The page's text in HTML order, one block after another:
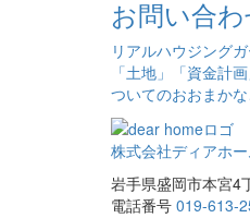
お問い合
リアルハウジング
「土地」「資金計
ついてのおおまかな
株式会社ディアホ
岩手県盛岡市本宮4
電話番号 019-613-